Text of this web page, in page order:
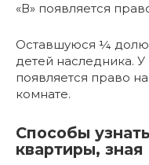
«В» появляется
Оставшуюся ¼ долю
детей наследника.
появляется право
комнате.
Способы
квартиры,